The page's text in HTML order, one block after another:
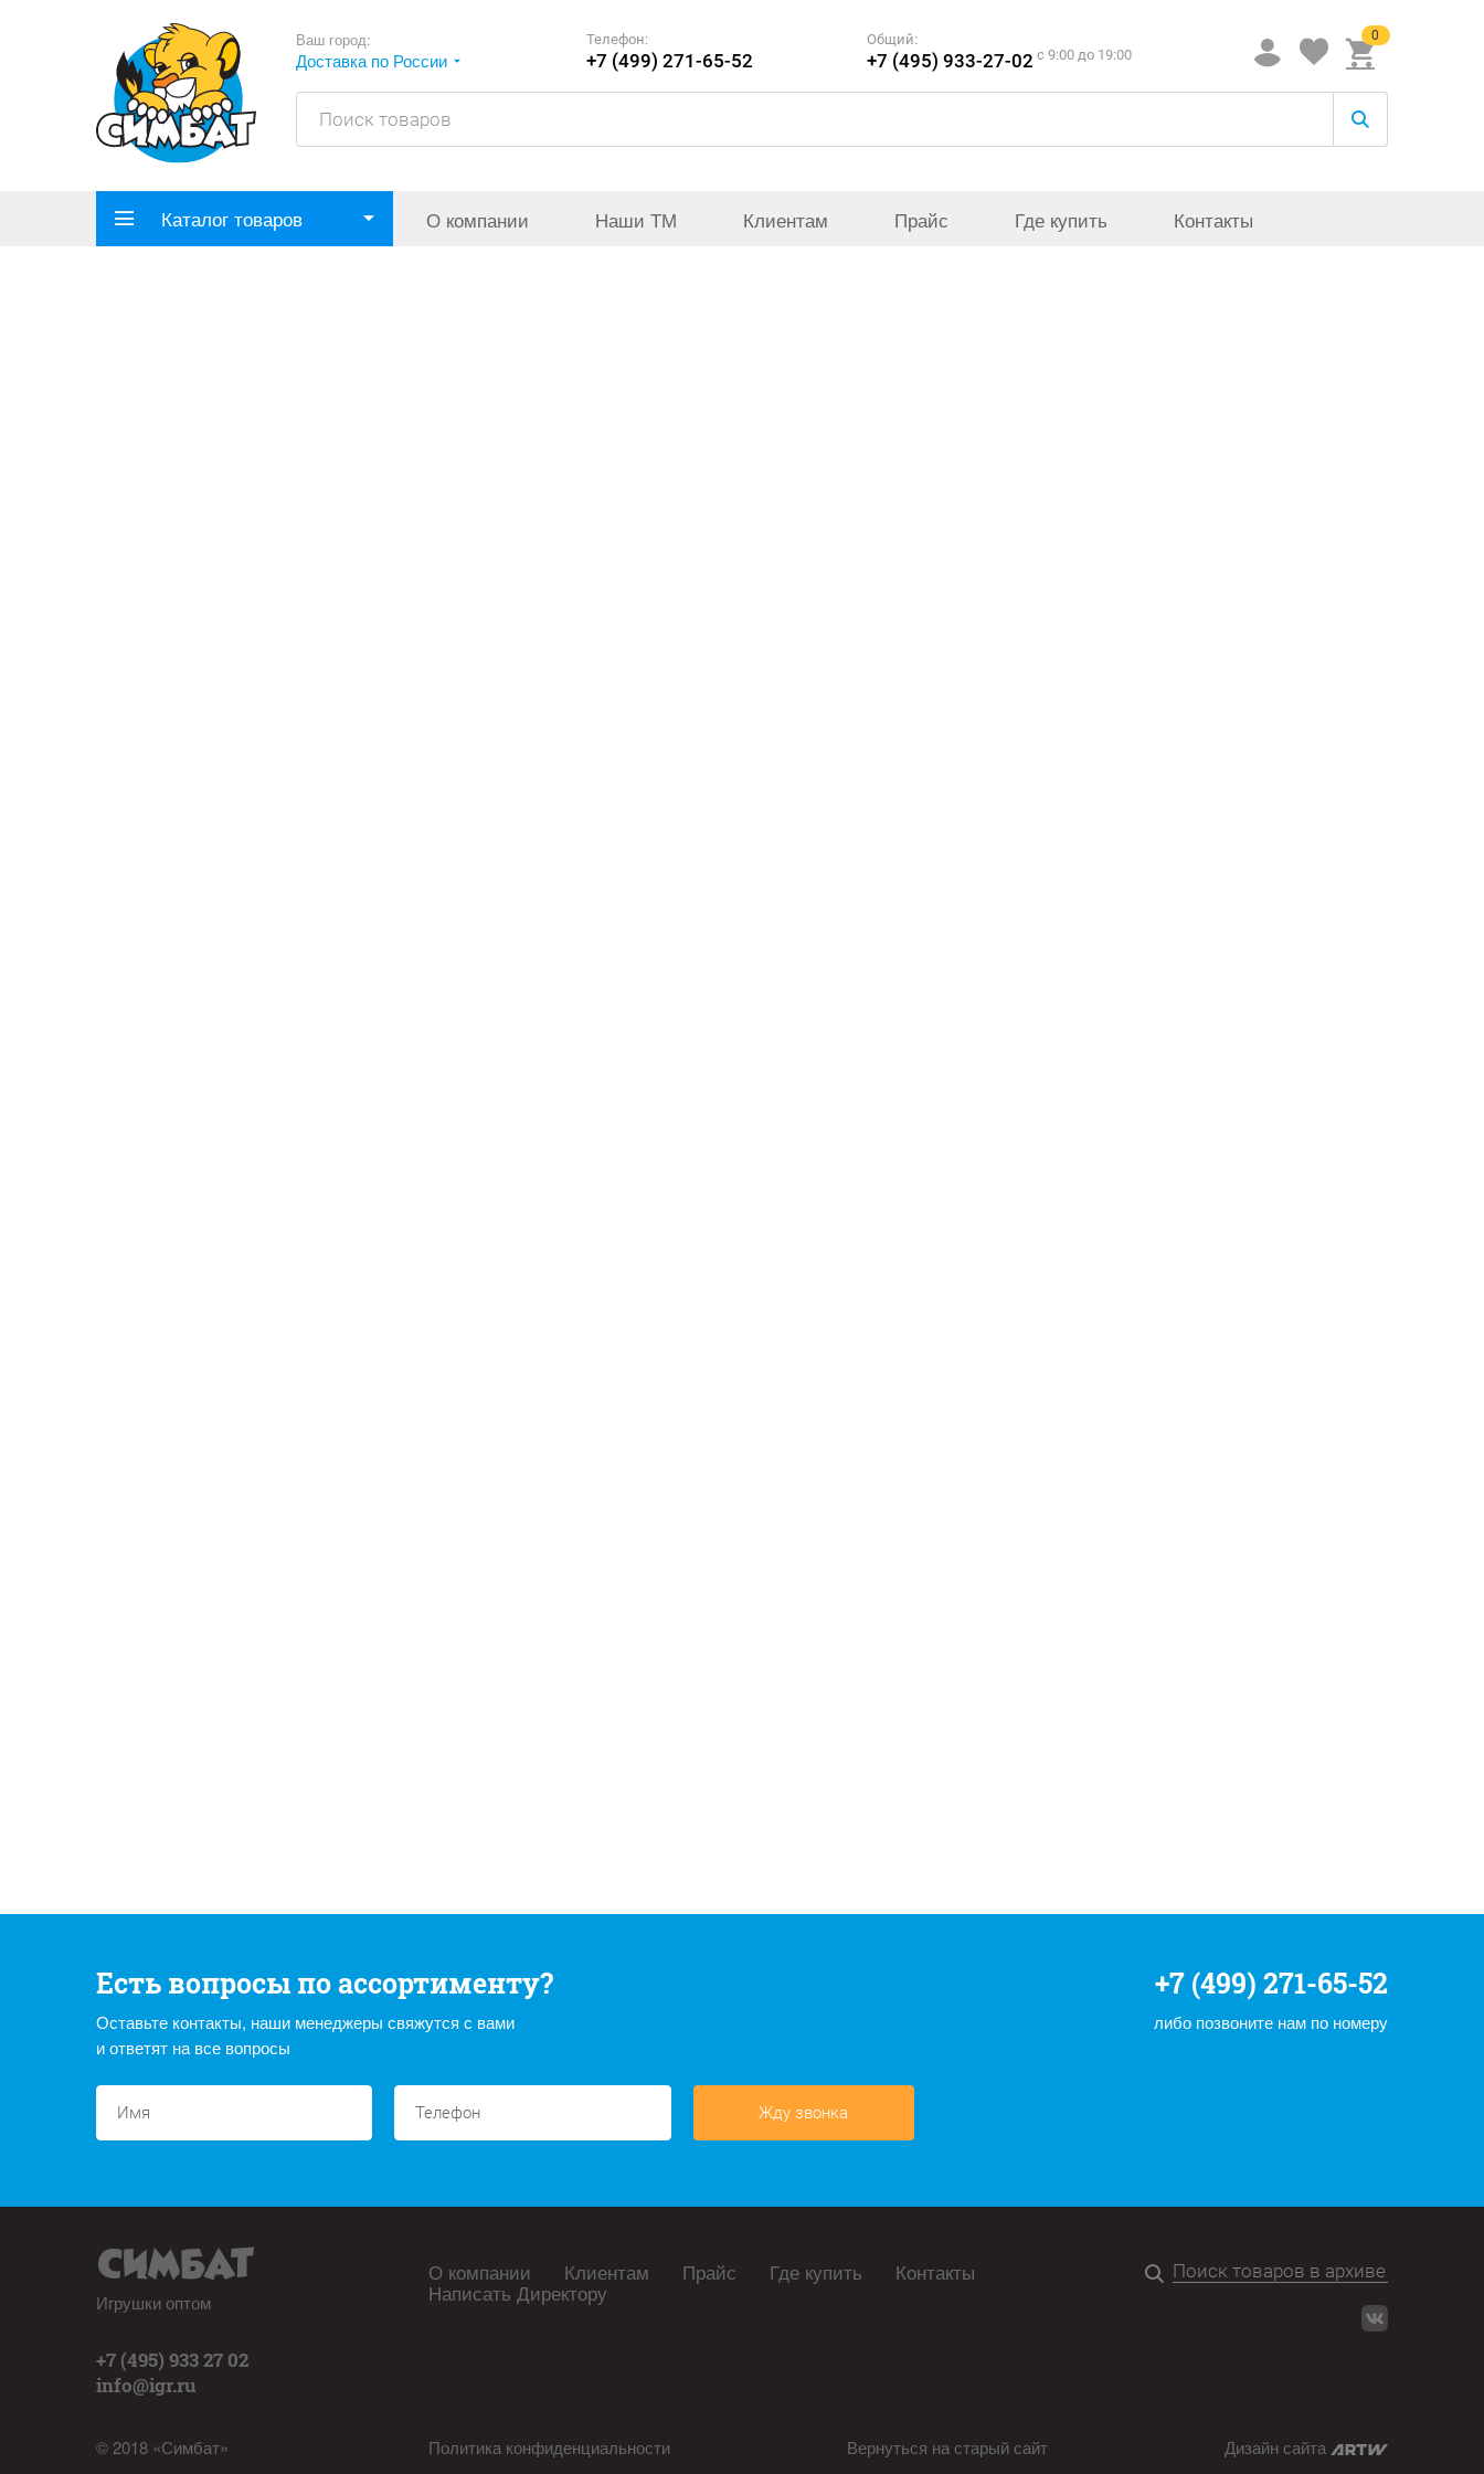
Ваш город:
Доставка по России
Телефон:
+7 (499) 271-65-52
Общий:
+7 (495) 933-27-02 c 9:00 до 19:00
0
Каталог товаров О компании Наши ТМ Клиентам Прайс Где купить Контакты
Есть вопросы по ассортименту?
Оставьте контакты, наши менеджеры свяжутся с вами
и ответят на все вопросы
+7 (499) 271-65-52
либо позвоните нам по номеру
Жду звонка
Игрушки оптом
+7 (495) 933 27 02
info@igr.ru
© 2018 «Симбат»
О компании Клиентам Прайс Где купить Контакты
Написать Директору
Политика конфиденциальности Вернуться на старый сайт Дизайн сайта